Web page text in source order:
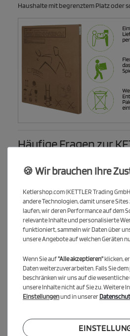
Haushalte mit begrenztem Platz oder
Häufige Fragen zur
Ist die KETTLER EDEN
Ja, die KETTLER EDEN ist speziell für
Außeneinsatz konzipiert. Sie besteht
Melaminharzplatte, die extrem
UV-Strahlen und
mobil oder feststehend?
Die EDEN ist eine stationäre
Aufbau in öffentlichen Bereichen wie
Freizeitanlagen gedacht ist. Sie
Wird die Netzgarnitur
🍪 Wir brauchen Ihre
Ketlershop.com (KETTLER Trading
andere Technologien, damit unsere
laufen, wir deren Performance auf dem
relevante Inhalte und personalisierte
funktioniert, sammeln wir Daten über
unsere Angebote auf welchen Geräten
Wenn Sie auf"Alle akzeptieren"klicken,
Daten weiterzuverarbeiten. Falls Sie dem
beschränken wir uns auf die
unsere Inhalte nicht auf Sie zu. Weitere
Einstellungenund in unserer